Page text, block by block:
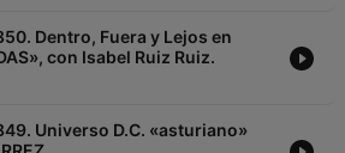
Dentro, Fuera y Lejos en
con Isabel Ruiz Ruiz.
Universo D.C. «asturiano»